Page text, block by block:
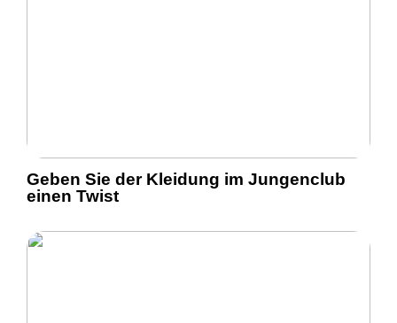
Geben Sie der Kleidung im Jungenclub
einen Twist